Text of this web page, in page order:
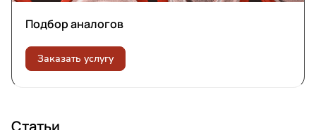
Подбор аналогов
Заказать услугу
Статьи